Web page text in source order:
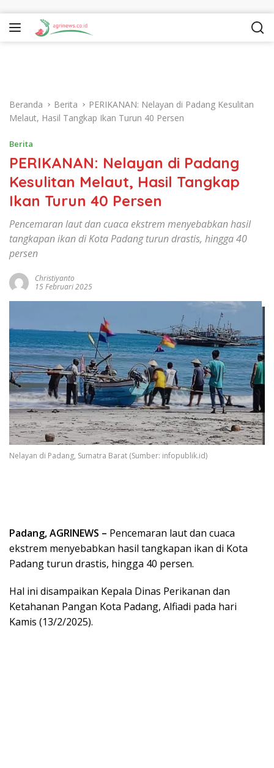
Beranda Berita
PERIKANAN: Nelayan di Padang Kesulitan
Melaut, Hasil Tangkap Ikan Turun 40 Persen
Berita
PERIKANAN: Nelayan di Padang
Kesulitan Melaut, Hasil Tangkap
Ikan Turun 40 Persen
Pencemaran laut dan cuaca ekstrem menyebabkan hasil
tangkapan ikan di Kota Padang turun drastis, hingga 40
persen
Christiyanto
15 Februari 2025
Nelayan di Padang, Sumatra Barat (Sumber: infopublik.id)
Padang, AGRINEWS – Pencemaran laut dan cuaca
ekstrem menyebabkan hasil tangkapan ikan di Kota
Padang turun drastis, hingga 40 persen.
Hal ini disampaikan Kepala Dinas Perikanan dan
Ketahanan Pangan Kota Padang, Alfiadi pada hari
Kamis (13/2/2025).